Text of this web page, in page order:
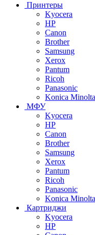
Принтеры
Kyocera
HP
Canon
Brother
Samsung
Xerox
Pantum
Ricoh
Panasonic
Konica Minolta
МФУ
Kyocera
HP
Canon
Brother
Samsung
Xerox
Pantum
Ricoh
Panasonic
Konica Minolta
Картриджи
Kyocera
HP